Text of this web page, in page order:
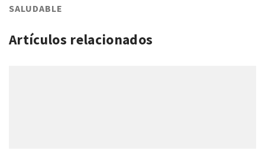
SALUDABLE
Artículos relacionados